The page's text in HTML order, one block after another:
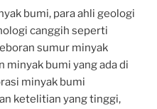
bumi, para ahli geologi
canggih seperti
sumur minyak
minyak bumi yang ada di
minyak bumi
ketelitian yang tinggi,